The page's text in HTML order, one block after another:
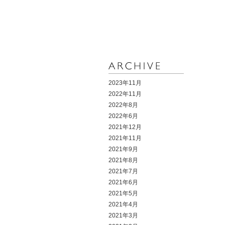
2023年11月
2022年11月
2022年8月
2022年6月
2021年12月
2021年11月
2021年9月
2021年8月
2021年7月
2021年6月
2021年5月
2021年4月
2021年3月